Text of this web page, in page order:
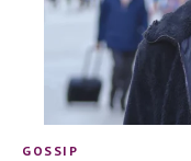
GOSSIP